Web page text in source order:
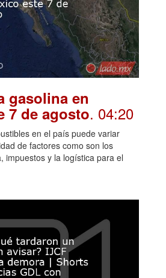
gasolina en
7 de agosto. 04:20
en el país puede variar
de factores como son los
impuestos y la logística para el